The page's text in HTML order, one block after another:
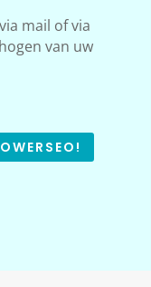
mail of via
van uw